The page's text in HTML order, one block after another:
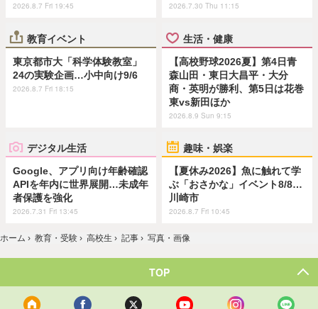
2026.8.7 Fri 19:45 2026.7.30 Thu 11:15
教育イベント
東京都市大「科学体験教室」
24の実験企画…小中向け9/6
2026.8.7 Fri 18:15
生活・健康
【高校野球2026夏】第4日青
森山田・東日大昌平・大分
商・英明が勝利、第5日は花巻
東vs新田ほか
2026.8.9 Sun 9:15
デジタル生活
Google、アプリ向け年齢確認
APIを年内に世界展開…未成年
者保護を強化
2026.7.31 Fri 13:45
趣味・娯楽
【夏休み2026】魚に触れて学
ぶ「おさかな」イベント8/8…
川崎市
2026.8.7 Fri 10:45
ホーム › 教育・受験 › 高校生 › 記事 › 写真・画像
TOP